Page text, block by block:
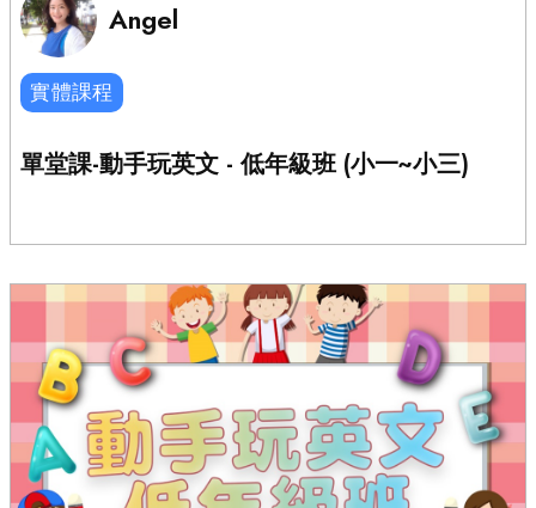
Angel
實體課程
單堂課-動手玩英文 - 低年級班 (小一~小三)